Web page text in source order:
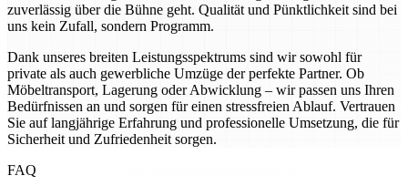
zuverlässig über die Bühne geht. Qualität und Pünktlichkeit sind bei
uns kein Zufall, sondern Programm.
Dank unseres breiten Leistungsspektrums sind wir sowohl für
private als auch gewerbliche Umzüge der perfekte Partner. Ob
Möbeltransport, Lagerung oder Abwicklung – wir passen uns Ihren
Bedürfnissen an und sorgen für einen stressfreien Ablauf. Vertrauen
Sie auf langjährige Erfahrung und professionelle Umsetzung, die für
Sicherheit und Zufriedenheit sorgen.
FAQ